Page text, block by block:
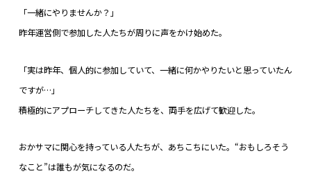
「一緒にやりませんか？」
昨年運営側で参加した人たちが周りに声をかけ始めた。
「実は昨年、個人的に参加していて、一緒に何かやりたいと思っていたん
ですが…」
積極的にアプローチしてきた人たちを、両手を広げて歓迎した。
おかサマに関心を持っている人たちが、あちこちにいた。“おもしろそう
なこと”は誰もが気になるのだ。